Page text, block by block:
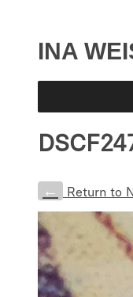
INA
← Return to